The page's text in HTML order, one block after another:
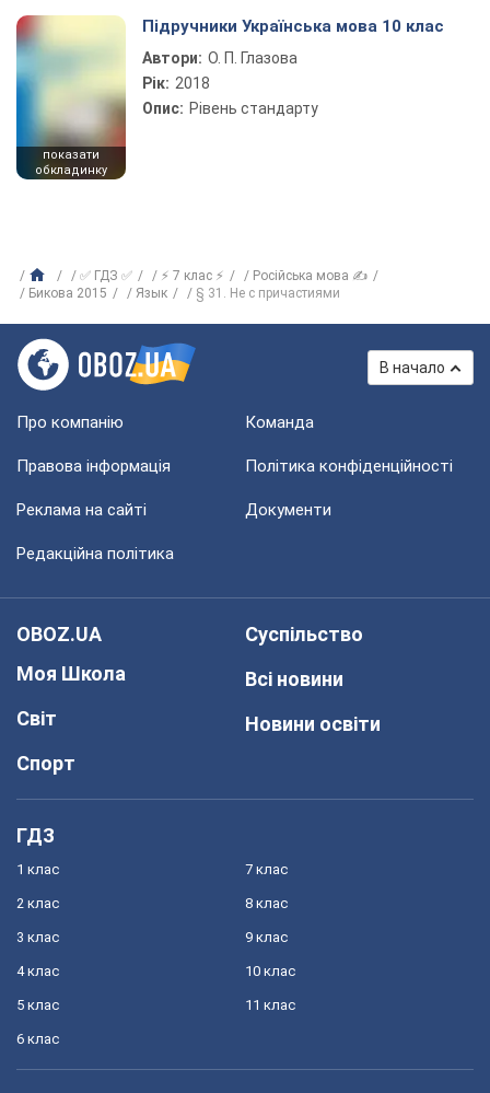
показати
обкладинку
Підручники Українська мова 10 клас
Автори: О. П. Глазова
Рік: 2018
Опис: Рівень стандарту
✅ ГДЗ ✅ ⚡ 7 клас ⚡
Російська мова ✍
Бикова 2015
Язык § 31. Не с причастиями
В начало
Про компанію Команда
Правова інформація Політика конфіденційності
Реклама на сайті Документи
Редакційна політика
OBOZ.UA
Моя Школа
Світ
Спорт
Суспільство
Всі новини
Новини освіти
ГДЗ
1 клас
2 клас
3 клас
4 клас
5 клас
6 клас
7 клас
8 клас
9 клас
10 клас
11 клас